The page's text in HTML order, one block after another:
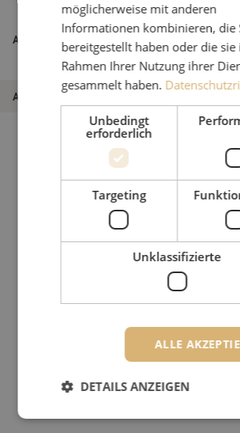
Artikelname
Breakout-Kabel, 48-
LC/APC (Fanout-
(Fanout-Länge 1,6m),
17,5m
Artikel Nummer
möglicherweise mit anderen
Informationen kombinieren, die
bereitgestellt haben oder die sie
Rahmen Ihrer Nutzung ihrer
gesammelt haben.
Unbedingt
erforderlich
Targeting
Unklassifizierte
ALLE
DETAILS ANZEIGEN